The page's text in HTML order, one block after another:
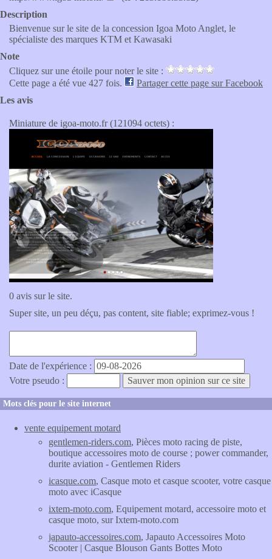
Description
Bienvenue sur le site de la concession Igoa Moto Anglet, le
spécialiste des marques KTM et Kawasaki
Note
Cliquez sur une étoile pour noter le site :
Cette page a été vue 427 fois.
Partager cette page sur Facebook
Les avis
Miniature de igoa-moto.fr (121094 octets) :
0 avis sur le site.
Super site, un peu déçu, pas content, site fiable; exprimez-vous !
Date de l'expérience :
Votre pseudo :
Mots clés pour le site internet
vente equipement motard
gentlemen-riders.com, Pièces moto racing de piste,
boutique accessoires moto de course ; power commander,
durite aviation - Gentlemen Riders
icasque.com, Casque moto et casque scooter, votre casque
moto avec iCasque
ixtem-moto.com, Equipement motard, accessoire moto et
casque moto, sur Ixtem-moto.com
japauto-accessoires.com, Japauto Accessoires Moto
Scooter | Casque Blouson Gants Bottes Moto